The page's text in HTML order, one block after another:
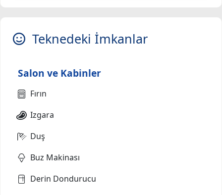
Teknedeki İmkanlar
Salon ve Kabinler
Fırın
Izgara
Duş
Buz Makinası
Derin Dondurucu